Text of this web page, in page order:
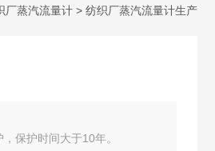
厂蒸汽流量计 > 纺织厂蒸汽流量计生产
保护时间大于10年。